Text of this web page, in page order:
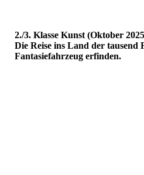
2./3. Klasse Kunst (Oktober
Die Reise ins Land der tausend
Fantasiefahrzeug erfinden.